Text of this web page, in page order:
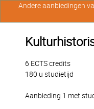
6 ECTS credits
180 u studietijd
Aanbieding 1 met
Andere aanbiedingen